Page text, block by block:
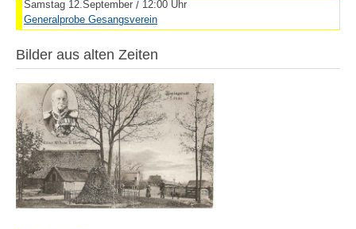
Samstag 12.September / 12:00 Uhr
Generalprobe Gesangsverein
Bilder aus alten Zeiten